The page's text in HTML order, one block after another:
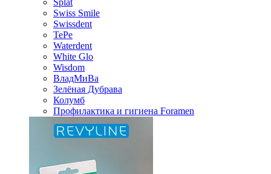
Swiss Smile
Swissdent
TePe
Waterdent
White Glo
Wisdom
ВладМиВа
Зелёная Дубрава
Колумб
Профилактика и гигиена Foramen